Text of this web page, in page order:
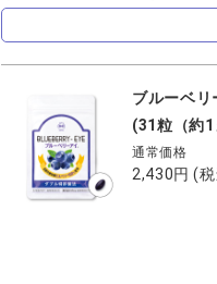
け予定でバタバタする時は
ーベリージャムとヨーグルト
商品です。 ひとみを労って
カーフが出来上がったら又、
ブルーベリ
(31粒（約
通常価格
2,430円(